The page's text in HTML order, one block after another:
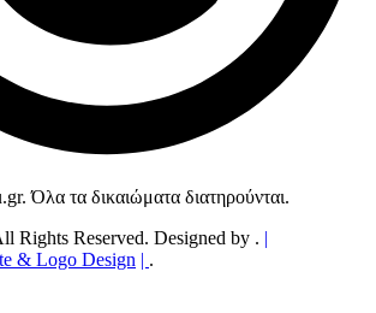
Όλα τα δικαιώματα διατηρούνται.
Rights Reserved. Designed by . |
& Logo Design | .